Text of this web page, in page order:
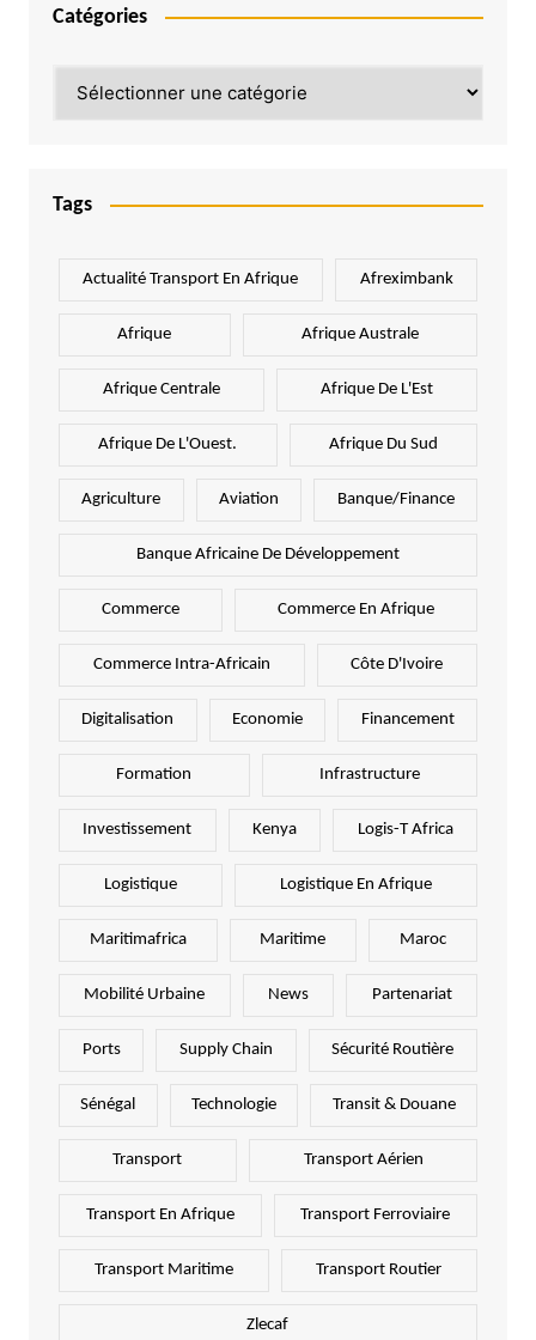
Catégories
Tags
Actualité Transport En Afrique Afreximbank
Afrique Afrique Australe
Afrique Centrale Afrique De L'Est
Afrique De L'Ouest. Afrique Du Sud
Agriculture Aviation Banque/Finance
Banque Africaine De Développement
Commerce Commerce En Afrique
Commerce Intra-Africain Côte D'Ivoire
Digitalisation Economie Financement
Formation Infrastructure
Investissement Kenya Logis-T Africa
Logistique Logistique En Afrique
Maritimafrica Maritime Maroc
Mobilité Urbaine News Partenariat
Ports Supply Chain Sécurité Routière
Sénégal Technologie Transit & Douane
Transport Transport Aérien
Transport En Afrique Transport Ferroviaire
Transport Maritime Transport Routier
Zlecaf